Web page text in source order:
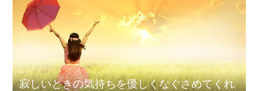
寂しいときの気持ちを優しくなぐさめてくれ